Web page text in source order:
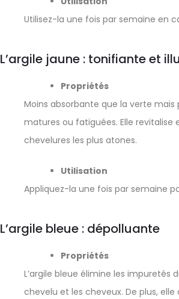
Utilisez-la une fois par semaine en
L’argile jaune : tonifiante et
Propriétés
Moins absorbante que la verte mais
matures ou fatiguées. Elle
chevelures les plus atones.
Utilisation
Appliquez-la une fois par semaine
L’argile bleue : dépolluante
Propriétés
L’argile bleue élimine les impuretés
chevelu et les cheveux. De plus,